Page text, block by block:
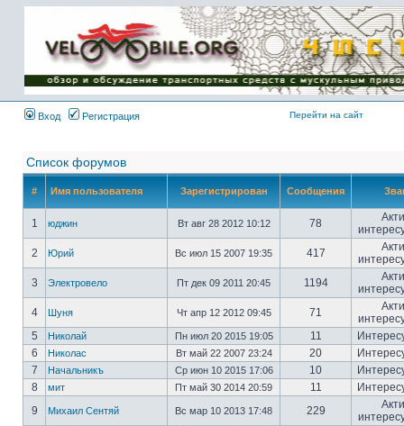
Имя пользователя:
Пароль:
{ LOG_ME_IN_SHORT
}
Вход
Регистрация Перейти на сайт
Список форумов
# Имя пользователя Зарегистрирован Сообщения
1 юджин Вт авг 28 2012 10:12 78
2
Юрий Вс июл 15 2007 19:35 417
3
Электровело Пт дек 09 2011 20:45 1194
4
Шуня Чт апр 12 2012 09:45 71
5
Николай Пн июл 20 2015 19:05 11
6
Николас Вт май 22 2007 23:24 20
7
Начальникъ Ср июн 10 2015 17:06 10
8
мит Пт май 30 2014 20:59 11
9
Михаил Сентяй Вс мар 10 2013 17:48 229